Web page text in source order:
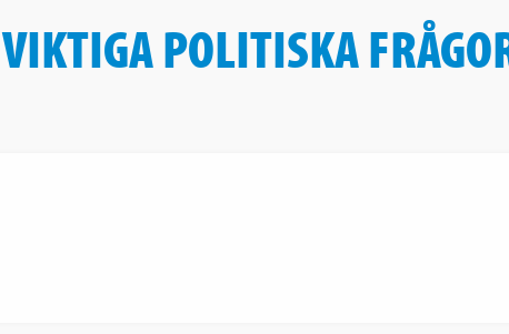
VIKTIGA POLITISKA